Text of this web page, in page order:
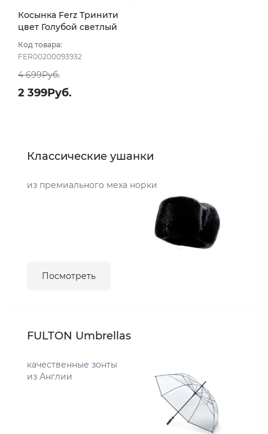
Косынка Ferz Тринити
цвет Голубой светлый
Код товара:
FER00200093932
4 699Руб.
2 399Руб.
Классические ушанки
из премиального меха норки
Посмотреть
FULTON Umbrellas
качественные зонты
из Англии